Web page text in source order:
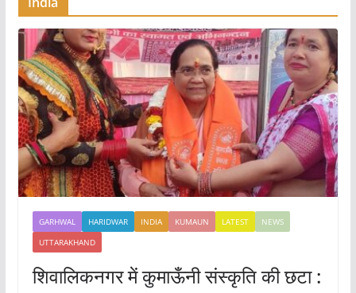
GARHWAL HARIDWAR INDIA KUMAUN LATEST
NEWS
UTTARAKHAND
शिवालिकनगर में कुमाऊँनी संस्कृति की छटा :